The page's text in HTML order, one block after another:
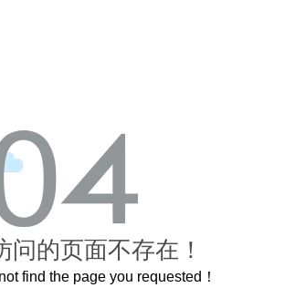
问的页面不存在！
find the page you requested！